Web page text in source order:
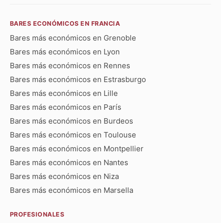
BARES ECONÓMICOS EN FRANCIA
Bares más económicos en Grenoble
Bares más económicos en Lyon
Bares más económicos en Rennes
Bares más económicos en Estrasburgo
Bares más económicos en Lille
Bares más económicos en París
Bares más económicos en Burdeos
Bares más económicos en Toulouse
Bares más económicos en Montpellier
Bares más económicos en Nantes
Bares más económicos en Niza
Bares más económicos en Marsella
PROFESIONALES